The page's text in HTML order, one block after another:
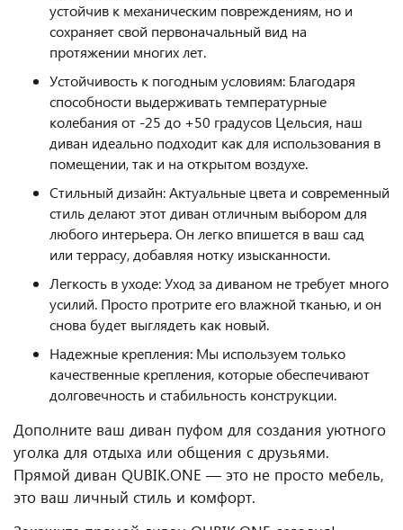
устойчив к механическим повреждениям, но и
сохраняет свой первоначальный вид на
протяжении многих лет.
Устойчивость к погодным условиям: Благодаря
способности выдерживать температурные
колебания от -25 до +50 градусов Цельсия, наш
диван идеально подходит как для использования в
помещении, так и на открытом воздухе.
Стильный дизайн: Актуальные цвета и современный
стиль делают этот диван отличным выбором для
любого интерьера. Он легко впишется в ваш сад
или террасу, добавляя нотку изысканности.
Легкость в уходе: Уход за диваном не требует много
усилий. Просто протрите его влажной тканью, и он
снова будет выглядеть как новый.
Надежные крепления: Мы используем только
качественные крепления, которые обеспечивают
долговечность и стабильность конструкции.
Дополните ваш диван пуфом для создания уютного
уголка для отдыха или общения с друзьями.
Прямой диван QUBIK.ONE — это не просто мебель,
это ваш личный стиль и комфорт.